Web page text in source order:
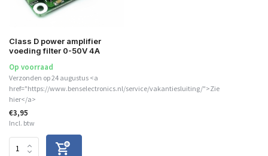
Class D power amplifier
voeding filter 0-50V 4A
Op voorraad
Verzonden op 24 augustus <a
href="https://www.benselectronics.nl/service/vakantiesluiting/">Zie
hier</a>
€3,95
Incl. btw